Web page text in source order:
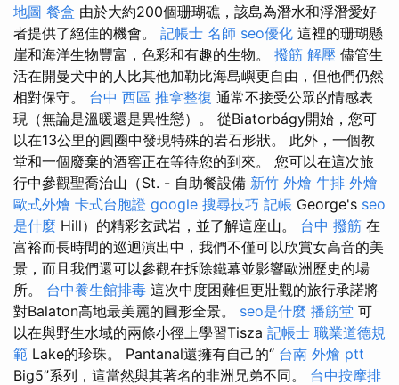
地圖 餐盒 由於大約200個珊瑚礁，該島為潛水和浮潛愛好
者提供了絕佳的機會。 記帳士 名師 seo優化 這裡的珊瑚懸
崖和海洋生物豐富，色彩和有趣的生物。 撥筋 解壓 儘管生
活在開曼犬中的人比其他加勒比海島嶼更自由，但他們仍然
相對保守。 台中 西區 推拿整復 通常不接受公眾的情感表
現（無論是溫暖還是異性戀）。 從Biatorbágy開始，您可
以在13公里的圓圈中發現特殊的岩石形狀。 此外，一個教
堂和一個廢棄的酒窖正在等待您的到來。 您可以在這次旅
行中參觀聖喬治山（St. - 自助餐設備 新竹 外燴 牛排 外燴
歐式外燴 卡式台胞證 google 搜尋技巧 記帳 George's seo
是什麼 Hill）的精彩玄武岩，並了解這座山。 台中 撥筋 在
富裕而長時間的巡迴演出中，我們不僅可以欣賞女高音的美
景，而且我們還可以參觀在拆除鐵幕並影響歐洲歷史的場
所。 台中養生館排毒 這次中度困難但更壯觀的旅行承諾將
對Balaton高地最美麗的圓形全景。 seo是什麼 播筋堂 可
以在與野生水域的兩條小徑上學習Tisza 記帳士 職業道德規
範 Lake的珍珠。 Pantanal還擁有自己的“ 台南 外燴 ptt
Big5”系列，這當然與其著名的非洲兄弟不同。 台中按摩排